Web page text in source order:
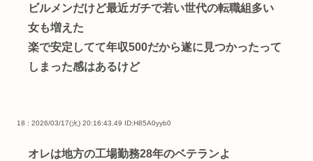
ビルメンだけど最近ガチで若い世代の転職組多い
女も増えた
楽で安定してて年収500だから遂に見つかったって
しまった感はあるけど
18 : 2026/03/17(火) 20:16:43.49 ID:H85A0yyb0
オレは地方の工場勤務28年のベテランよ